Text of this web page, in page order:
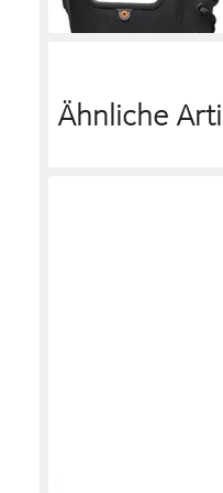
Ähnliche